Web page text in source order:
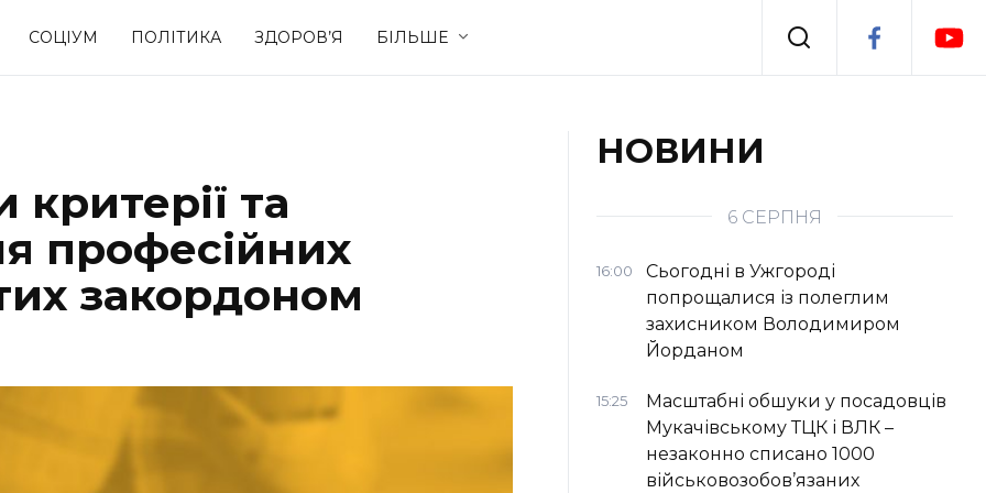
СОЦІУМ ПОЛІТИКА ЗДОРОВ’Я БІЛЬШЕ
Події
Спорт
критерії та
професійних
закордоном
НОВИНИ
6 СЕРПНЯ
16:00
Сьогодні в Ужгороді
попрощалися із полеглим
захисником Володимиром
Йорданом
15:25
Масштабні обшуки у посадовців
Мукачівському ТЦК і ВЛК –
незаконно списано 1000
військовозобов’язаних